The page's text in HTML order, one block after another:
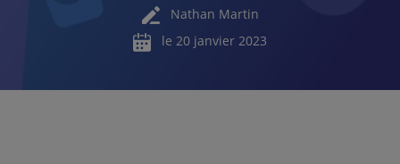
Nathan Martin
le 20 janvier 2023